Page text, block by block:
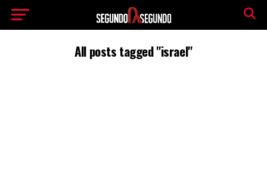
All posts tagged "israel"